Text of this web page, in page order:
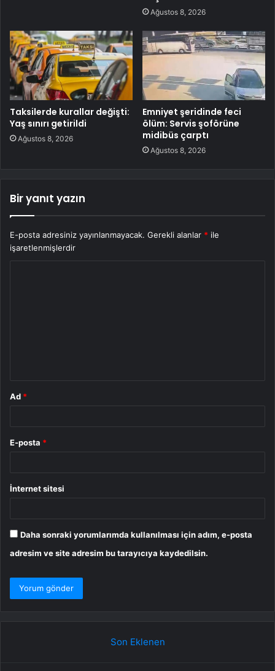
Ağustos 8, 2026
Taksilerde kurallar değişti:
Yaş sınırı getirildi
Ağustos 8, 2026
Emniyet şeridinde feci
ölüm: Servis şoförüne
midibüs çarptı
Ağustos 8, 2026
Bir yanıt yazın
E-posta adresiniz yayınlanmayacak. Gerekli alanlar * ile
işaretlenmişlerdir
Ad *
E-posta *
İnternet sitesi
Daha sonraki yorumlarımda kullanılması için adım, e-posta
adresim ve site adresim bu tarayıcıya kaydedilsin.
Son Eklenen